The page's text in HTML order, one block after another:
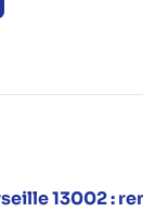
13002 :